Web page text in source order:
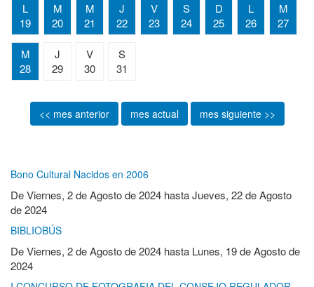
L
19
M
20
M
21
J
22
V
23
S
24
D
25
L
26
M
27
M
28
J
29
V
30
S
31
<< mes anterior mes actual mes siguiente >>
Bono Cultural Nacidos en 2006
DeViernes, 2 de Agosto de 2024 hastaJueves, 22 de Agosto
de 2024
BIBLIOBÚS
DeViernes, 2 de Agosto de 2024 hasta Lunes, 19 de Agosto de
2024